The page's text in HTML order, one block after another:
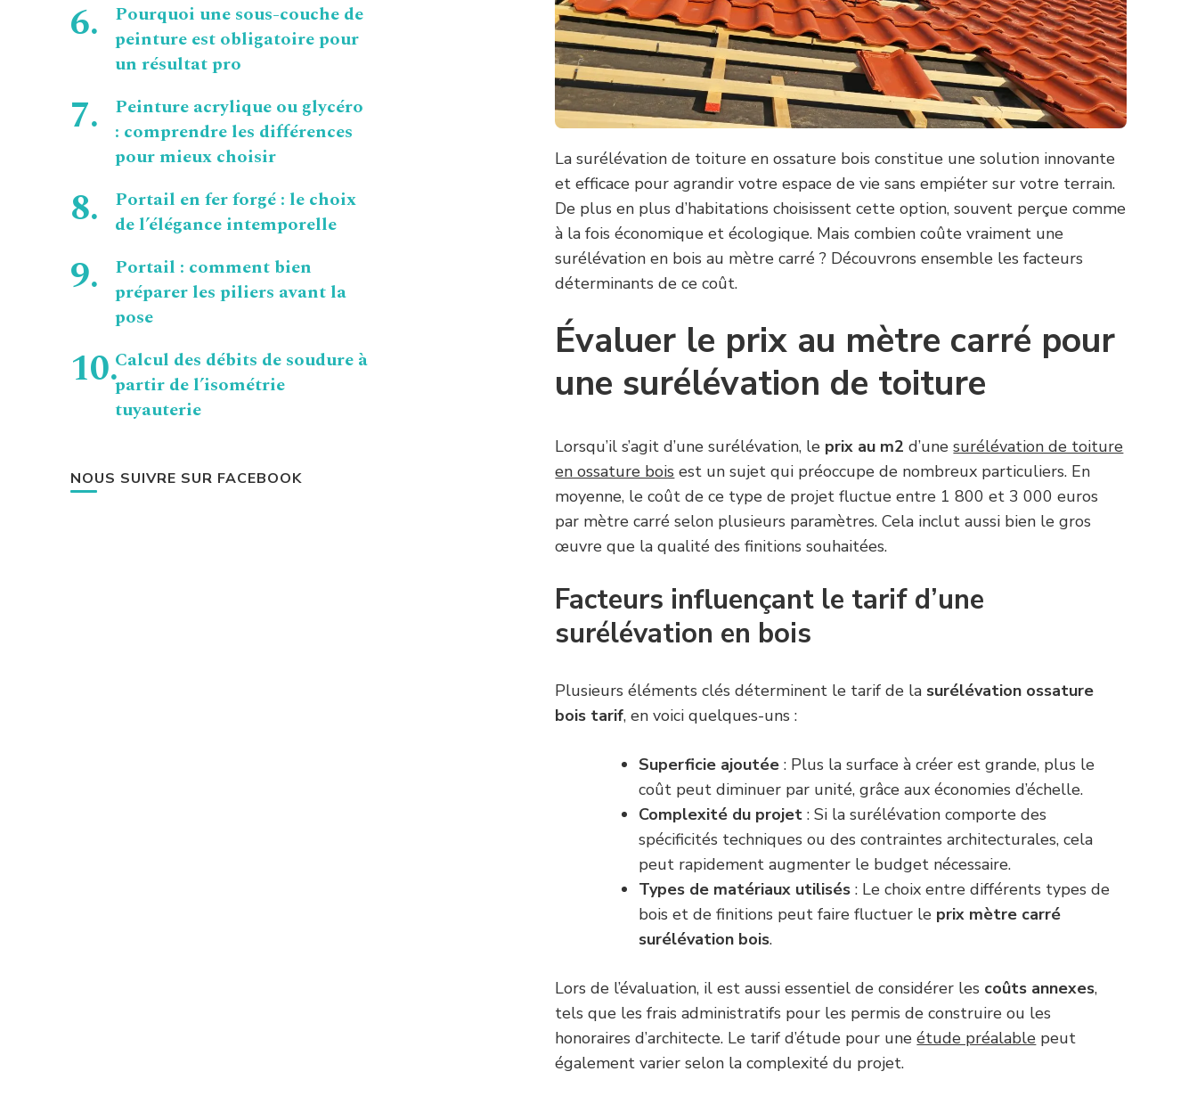
La surélévation de toiture en ossature bois constitue une solution innovante
et efficace pour agrandir votre espace de vie sans empiéter sur votre terrain.
De plus en plus d’habitations choisissent cette option, souvent perçue comme
à la fois économique et écologique. Mais combien coûte vraiment une
surélévation en bois au mètre carré ? Découvrons ensemble les facteurs
déterminants de ce coût.
Évaluer le prix au mètre carré pour
une surélévation de toiture
Lorsqu’il s’agit d’une surélévation, le prix au m2d’unesurélévation de toiture
en ossature bois est un sujet qui préoccupe de nombreux particuliers. En
moyenne, le coût de ce type de projet fluctue entre 1 800 et 3 000 euros
par mètre carré selon plusieurs paramètres. Cela inclut aussi bien le gros
œuvre que la qualité des finitions souhaitées.
Facteurs influençant le tarif d’une
surélévation en bois
Plusieurs éléments clés déterminent le tarif de la surélévation ossature
bois tarif, en voici quelques-uns :
Superficie ajoutée : Plus la surface à créer est grande, plus le
coût peut diminuer par unité, grâce aux économies d’échelle.
Complexité du projet : Si la surélévation comporte des
spécificités techniques ou des contraintes architecturales, cela
peut rapidement augmenter le budget nécessaire.
Types de matériaux utilisés : Le choix entre différents types de
bois et de finitions peut faire fluctuer le prix mètre carré
surélévation bois.
Lors de l’évaluation, il est aussi essentiel de considérer les coûts annexes,
tels que les frais administratifs pour les permis de construire ou les
honoraires d’architecte. Le tarif d’étude pour uneétude préalable peut
également varier selon la complexité du projet.
Pourquoi une sous-couche de
peinture est obligatoire pour
un résultat pro
Peinture acrylique ou glycéro
: comprendre les différences
pour mieux choisir
Portail en fer forgé : le choix
de l’élégance intemporelle
Portail : comment bien
préparer les piliers avant la
pose
Calcul des débits de soudure à
partir de l’isométrie
tuyauterie
NOUS SUIVRE SUR FACEBOOK